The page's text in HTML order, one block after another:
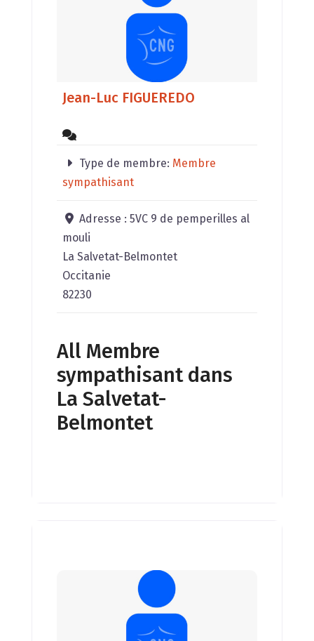
Jean-Luc FIGUEREDO
Type de membre: Membre
sympathisant
Adresse :5VC 9 de pemperilles al
mouli
La Salvetat-Belmontet
Occitanie
82230
All Membre
sympathisant dans
La Salvetat-
Belmontet